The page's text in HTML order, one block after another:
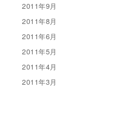
2011年9月
2011年8月
2011年6月
2011年5月
2011年4月
2011年3月